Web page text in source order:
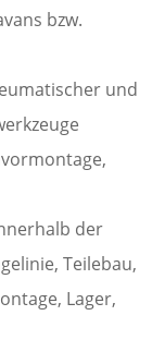
bzw.
und
der
Teilebau,
Lager,